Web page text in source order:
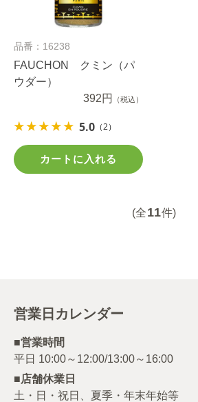
品番：16238
FAUCHON クミン（パ
ウダー）
392円
（税込）
5.0 （2）
カートに入れる
(全11件)
営業日カレンダー
■営業時間
■店舗休業日
土・日・祝日、夏季・年末年始等